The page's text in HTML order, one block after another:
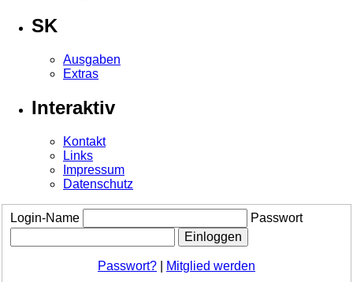
SK
Ausgaben
Extras
Interaktiv
Kontakt
Links
Impressum
Datenschutz
Login-Name Passwort
Passwort? Mitglied werden